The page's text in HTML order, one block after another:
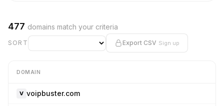
477 domains match your criteria
SORT Export CSV Sign up
DOMAIN
voipbuster.com